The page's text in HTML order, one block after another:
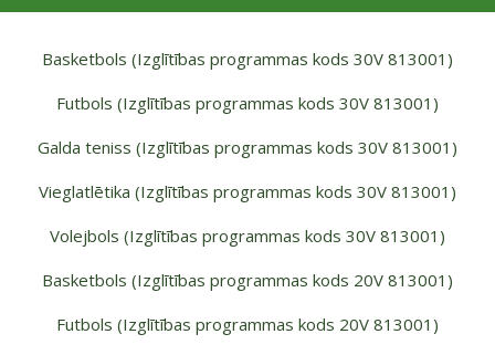
Basketbols (Izglītības programmas kods 30V 813001)
Futbols (Izglītības programmas kods 30V 813001)
Galda teniss (Izglītības programmas kods 30V 813001)
Vieglatlētika (Izglītības programmas kods 30V 813001)
Volejbols (Izglītības programmas kods 30V 813001)
Basketbols (Izglītības programmas kods 20V 813001)
Futbols (Izglītības programmas kods 20V 813001)